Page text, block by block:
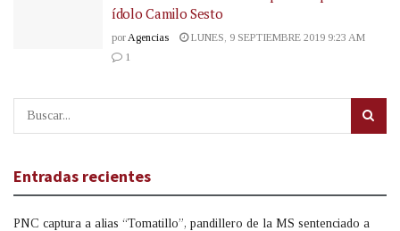
ídolo Camilo Sesto
por Agencias
LUNES, 9 SEPTIEMBRE 2019 9:23 AM
1
Entradas recientes
PNC captura a alias “Tomatillo”, pandillero de la MS sentenciado a